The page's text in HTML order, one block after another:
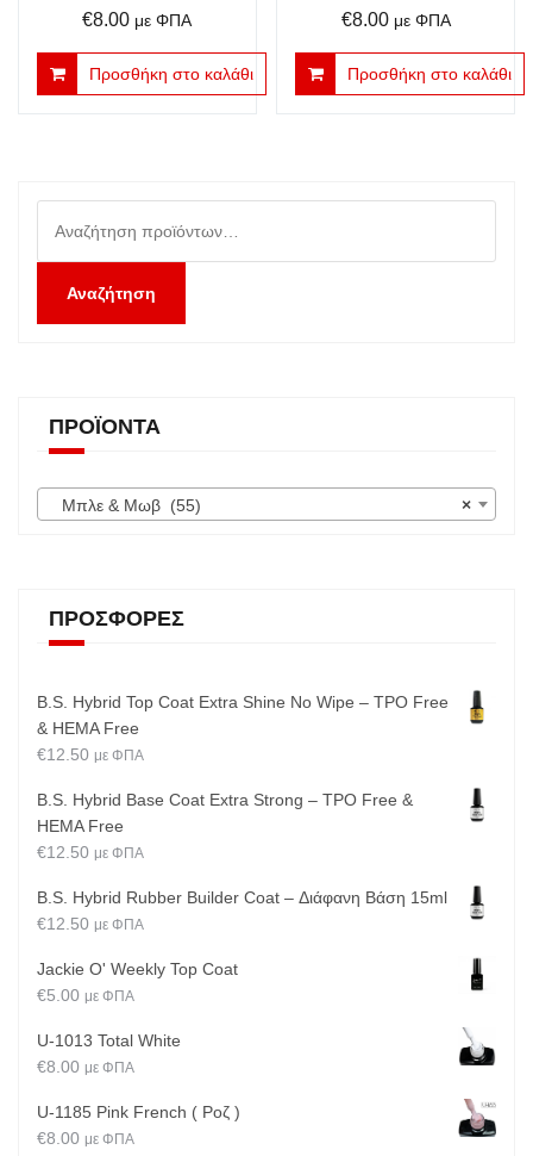
€8.00 με ΦΠΑ
Προσθήκη στο καλάθι
€8.00 με ΦΠΑ
Προσθήκη στο καλάθι
για:
Αναζήτηση
ΠΡΟΪΌΝΤΑ
×
Μπλε & Μωβ (55)
ΠΡΟΣΦΟΡΈΣ
B.S. Hybrid Top Coat Extra Shine No Wipe – TPO Free
& HEMA Free
€12.50 με ΦΠΑ
B.S. Hybrid Base Coat Extra Strong – TPO Free &
HEMA Free
€12.50 με ΦΠΑ
B.S. Hybrid Rubber Builder Coat – Διάφανη Βάση 15ml
€12.50 με ΦΠΑ
Jackie O' Weekly Top Coat
€5.00 με ΦΠΑ
U-1013 Total White
€8.00 με ΦΠΑ
U-1185 Pink French ( Ροζ )
€8.00 με ΦΠΑ